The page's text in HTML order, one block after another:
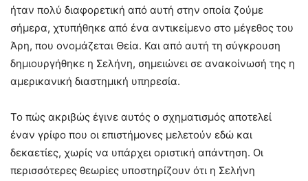
ήταν πολύ διαφορετική από αυτή στην οποία ζούμε
σήμερα, χτυπήθηκε από ένα αντικείμενο στο μέγεθος του
Άρη, που ονομάζεται Θεία. Και από αυτή τη σύγκρουση
δημιουργήθηκε η Σελήνη, σημειώνει σε ανακοίνωσή της η
αμερικανική διαστημική υπηρεσία.
Το πώς ακριβώς έγινε αυτός ο σχηματισμός αποτελεί
έναν γρίφο που οι επιστήμονες μελετούν εδώ και
δεκαετίες, χωρίς να υπάρχει οριστική απάντηση. Οι
περισσότερες θεωρίες υποστηρίζουν ότι η Σελήνη